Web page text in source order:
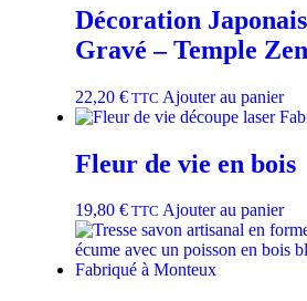
Décoration
Gravé – Temple
22,20 € TTC Ajouter au panier
Fleur de vie en bois
19,80 € TTC Ajouter au panier